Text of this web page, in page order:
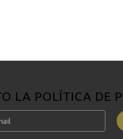
LA POLÍTICA DE